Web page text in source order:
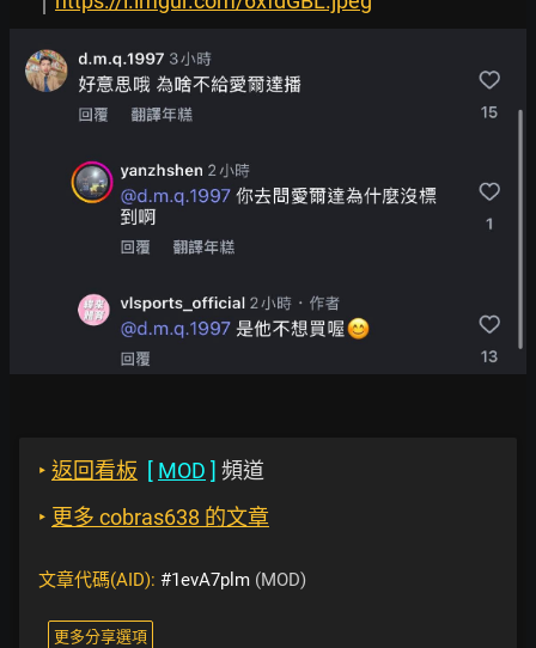
‣ 返回看板 [ MOD ] 頻道
‣ 更多 cobras638 的文章
文章代碼(AID): #1evA7plm (MOD)
更多分享選項